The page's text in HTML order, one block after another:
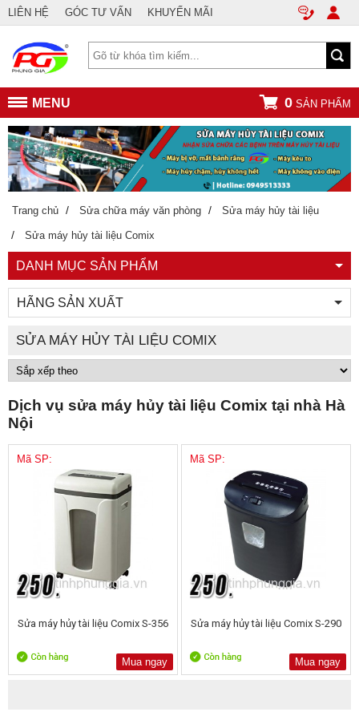
LIÊN HỆ GÓC TƯ VẤN KHUYẾN MÃI
MENU 0 SẢN PHẨM
Trang chủ / Sửa chữa máy văn phòng / Sửa máy hủy tài liệu
/ Sửa máy hủy tài liệu Comix
DANH MỤC SẢN PHẨM
HÃNG SẢN XUẤT
SỬA MÁY HỦY TÀI LIỆU COMIX
Dịch vụ sửa máy hủy tài liệu Comix tại nhà Hà
Nội
Mã SP:
Sửa máy hủy tài liệu Comix S-356
Mua ngay
Mã SP:
Sửa máy hủy tài liệu Comix S-290
Mua ngay